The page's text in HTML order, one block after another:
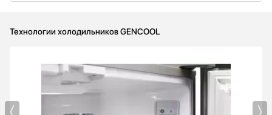
Технологии холодильников GENCOOL